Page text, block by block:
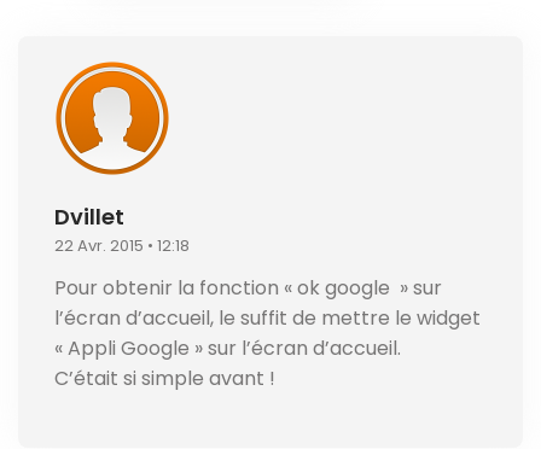
Dvillet
22 Avr. 2015 • 12:18
Pour obtenir la fonction « ok google » sur
l’écran d’accueil, le suffit de mettre le widget
« Appli Google » sur l’écran d’accueil.
C’était si simple avant !